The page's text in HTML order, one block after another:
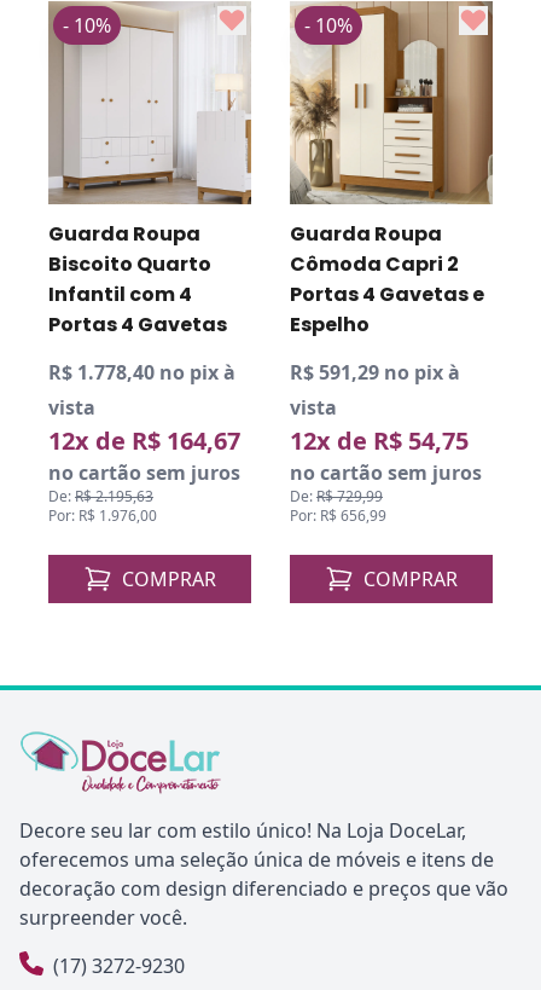
Guarda Roupa
Biscoito Quarto
Infantil com 4
Portas 4 Gavetas
R$ 1.778,40 no pix à
vista
12x de R$ 164,67
no cartão sem juros
De:R$ 2.195,63
Por: R$ 1.976,00
- 10%
COMPRAR
Guarda Roupa
Cômoda Capri 2
Portas 4 Gavetas e
Espelho
R$ 591,29 no pix à
vista
12x de R$ 54,75
no cartão sem juros
De:R$ 729,99
Por: R$ 656,99
- 10%
COMPRAR
Decore seu lar com estilo único! Na Loja DoceLar,
oferecemos uma seleção única de móveis e itens de
decoração com design diferenciado e preços que vão
surpreender você.
(17) 3272-9230